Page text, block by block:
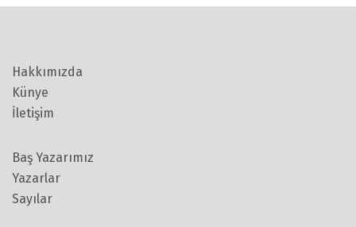
Hakkımızda
Künye
İletişim
Baş Yazarımız
Yazarlar
Sayılar